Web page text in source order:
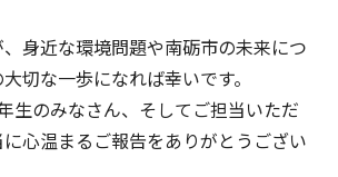
身近な環境問題や南砺市の未来につ
切な一歩になれば幸いです。
生のみなさん、そしてご担当いただ
心温まるご報告をありがとうござい